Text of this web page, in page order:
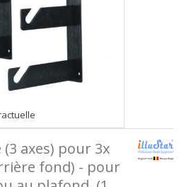
axes) pour 3x
fond) - pour